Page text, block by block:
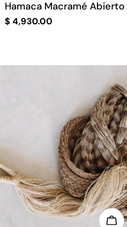
Hamaca Macramé Abierto
Precio
$ 4,930.00